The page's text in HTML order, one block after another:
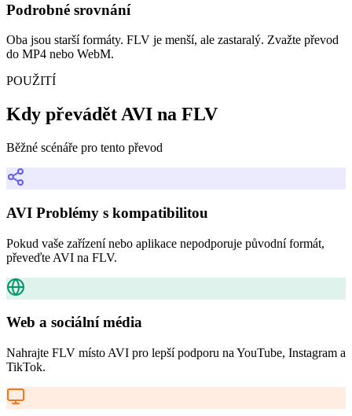
Podrobné srovnání
Oba jsou starší formáty. FLV je menší, ale zastaralý. Zvažte převod
do MP4 nebo WebM.
POUŽITÍ
Kdy převádět AVI na FLV
Běžné scénáře pro tento převod
AVI Problémy s kompatibilitou
Pokud vaše zařízení nebo aplikace nepodporuje původní formát,
převeďte AVI na FLV.
Web a sociální média
Nahrajte FLV místo AVI pro lepší podporu na YouTube, Instagram a
TikTok.